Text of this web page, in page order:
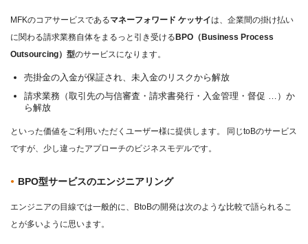
MFKのコアサービスであるマネーフォワード ケッサイは、企業間の掛け払い
に関わる請求業務自体をまるっと引き受ける BPO（Business Process
Outsourcing）型のサービスになります。
売掛金の入金が保証され、未入金のリスクから解放
請求業務（取引先の与信審査・請求書発行・入金管理・督促 …）か
ら解放
といった価値をご利用いただくユーザー様に提供します。 同じtoBのサービス
ですが、少し違ったアプローチのビジネスモデルです。
BPO型サービスのエンジニアリング
エンジニアの目線では一般的に、BtoBの開発は次のような比較で語られるこ
とが多いように思います。